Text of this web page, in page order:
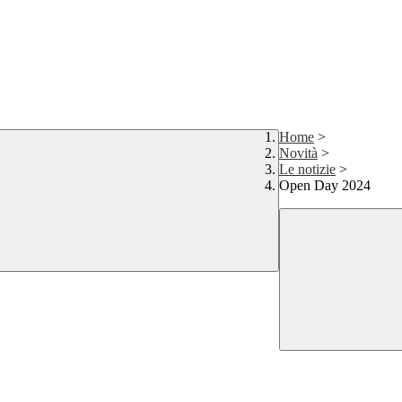
Home >
Novità >
Le notizie >
Open Day 2024